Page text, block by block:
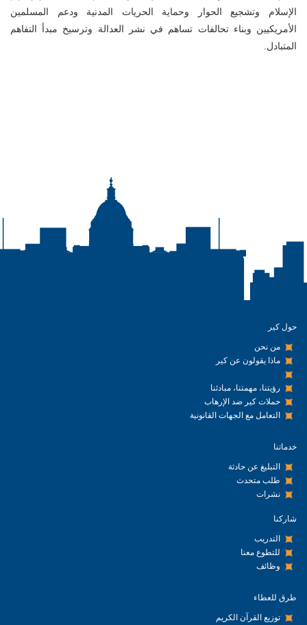
الإسلام وتشجيع الحوار وحماية الحريات المدنية ودعم المسلمين
الأمريكيين وبناء تحالفات تساهم في نشر العدالة وترسيخ مبدأ التفاهم
المتبادل.
حول كير
من نحن
ماذا يقولون عن كير
رؤيتنا، مهمتنا، مبادئنا
حملات كير ضد الإرهاب
التعامل مع الجهات القانونية
خدماتنا
التبليغ عن حادثة
طلب متحدث
نشرات
شاركنا
التدريب
للتطوع معنا
وظائف
طرق للعطاء
توزيع القرآن الكريم